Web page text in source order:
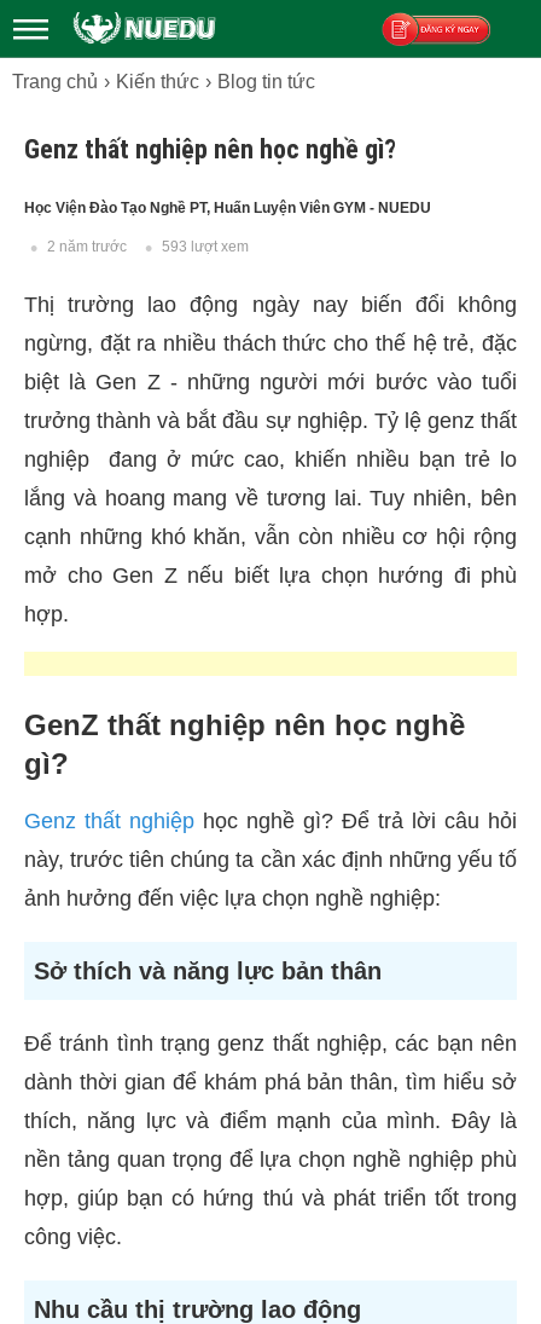
Trang chủ Kiến thức Blog tin tức
Genz thất nghiệp nên học nghề gì?
Học Viện Đào Tạo Nghề PT, Huấn Luyện Viên GYM - NUEDU
2 năm trước 593 lượt xem
Thị trường lao động ngày nay biến đổi không
ngừng, đặt ra nhiều thách thức cho thế hệ trẻ, đặc
biệt là Gen Z - những người mới bước vào tuổi
trưởng thành và bắt đầu sự nghiệp. Tỷ lệ genz thất
nghiệp đang ở mức cao, khiến nhiều bạn trẻ lo
lắng và hoang mang về tương lai. Tuy nhiên, bên
cạnh những khó khăn, vẫn còn nhiều cơ hội rộng
mở cho Gen Z nếu biết lựa chọn hướng đi phù
hợp.
GenZ thất nghiệp nên học nghề
gì?
Genz thất nghiệp học nghề gì? Để trả lời câu hỏi
này, trước tiên chúng ta cần xác định những yếu tố
ảnh hưởng đến việc lựa chọn nghề nghiệp:
Sở thích và năng lực bản thân
Để tránh tình trạng genz thất nghiệp, các bạn nên
dành thời gian để khám phá bản thân, tìm hiểu sở
thích, năng lực và điểm mạnh của mình. Đây là
nền tảng quan trọng để lựa chọn nghề nghiệp phù
hợp, giúp bạn có hứng thú và phát triển tốt trong
công việc.
Nhu cầu thị trường lao động